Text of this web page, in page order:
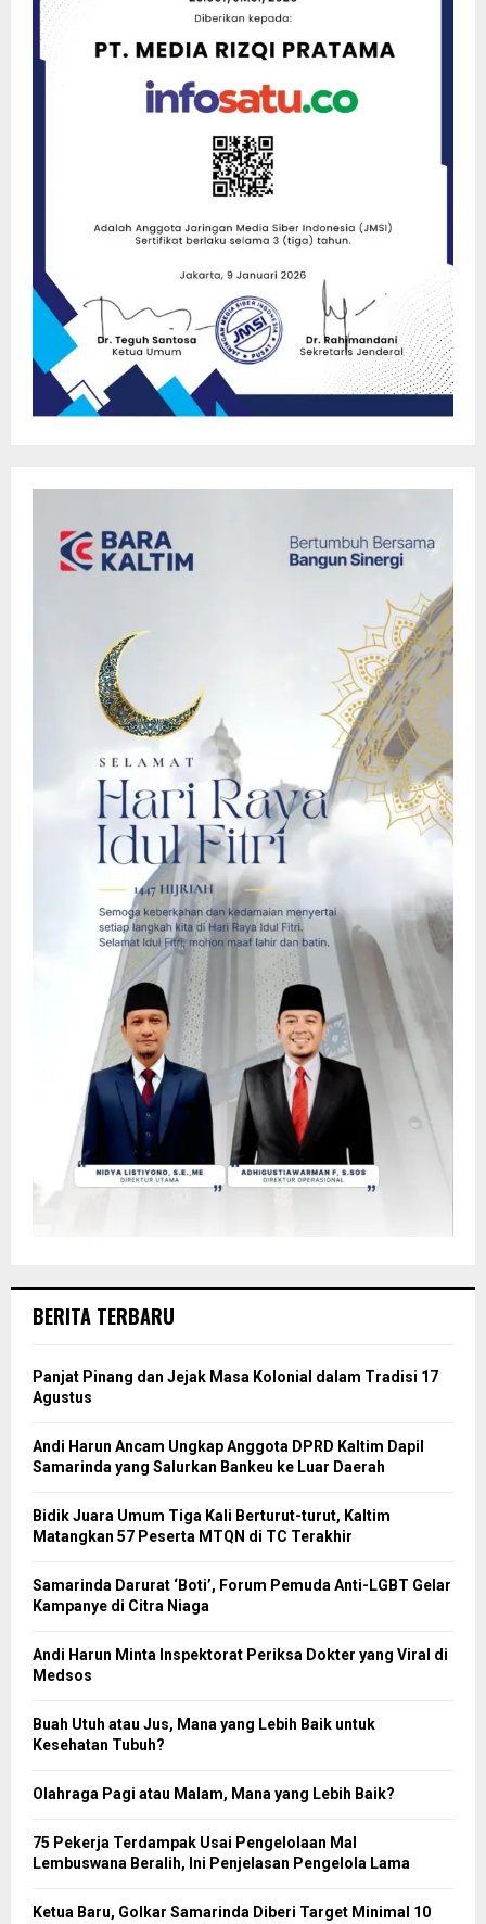
BERITA TERBARU
Panjat Pinang dan Jejak Masa Kolonial dalam Tradisi 17
Agustus
Andi Harun Ancam Ungkap Anggota DPRD Kaltim Dapil
Samarinda yang Salurkan Bankeu ke Luar Daerah
Bidik Juara Umum Tiga Kali Berturut-turut, Kaltim
Matangkan 57 Peserta MTQN di TC Terakhir
Samarinda Darurat ‘Boti’, Forum Pemuda Anti-LGBT Gelar
Kampanye di Citra Niaga
Andi Harun Minta Inspektorat Periksa Dokter yang Viral di
Medsos
Buah Utuh atau Jus, Mana yang Lebih Baik untuk
Kesehatan Tubuh?
Olahraga Pagi atau Malam, Mana yang Lebih Baik?
75 Pekerja Terdampak Usai Pengelolaan Mal
Lembuswana Beralih, Ini Penjelasan Pengelola Lama
Ketua Baru, Golkar Samarinda Diberi Target Minimal 10